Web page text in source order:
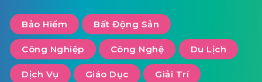
Bảo Hiểm Bất Động Sản
Công Nghiệp Công Nghệ Du Lịch
Dịch Vụ Giáo Dục Giải Trí